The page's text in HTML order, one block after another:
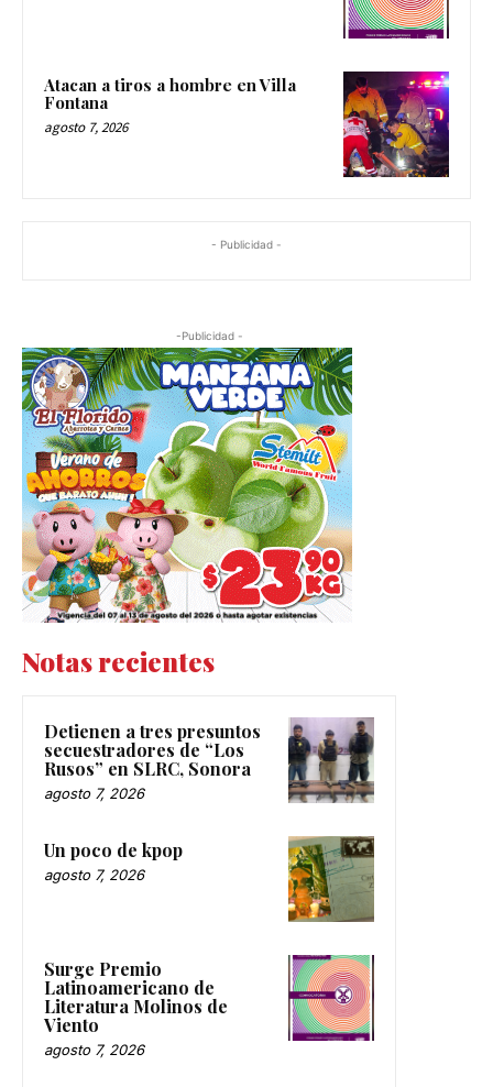
Atacan a tiros a hombre en Villa
Fontana
agosto 7, 2026
- Publicidad -
-Publicidad -
Notas recientes
Detienen a tres presuntos
secuestradores de “Los
Rusos” en SLRC, Sonora
agosto 7, 2026
Un poco de kpop
agosto 7, 2026
Surge Premio
Latinoamericano de
Literatura Molinos de
Viento
agosto 7, 2026